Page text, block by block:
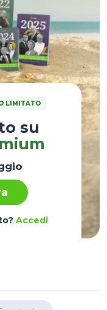
LIMITATO
su
Accedi